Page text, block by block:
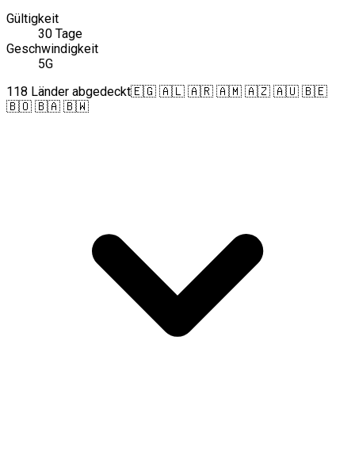
Gültigkeit
30 Tage
Geschwindigkeit
5G
118 Länder abgedeckt🇪🇬 🇦🇱 🇦🇷 🇦🇲 🇦🇿 🇦🇺 🇧🇪
🇧🇴 🇧🇦 🇧🇼